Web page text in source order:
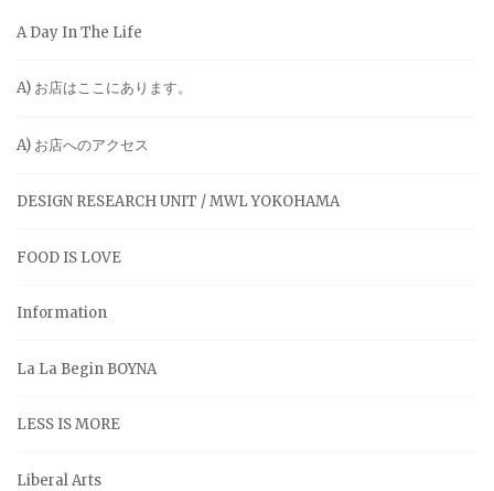
A Day In The Life
A) お店はここにあります。
A) お店へのアクセス
DESIGN RESEARCH UNIT / MWL YOKOHAMA
FOOD IS LOVE
Information
La La Begin BOYNA
LESS IS MORE
Liberal Arts